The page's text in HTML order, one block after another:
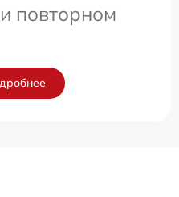
повторном